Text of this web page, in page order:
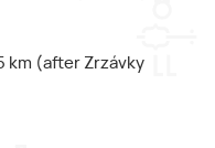
km (after Zrzávky